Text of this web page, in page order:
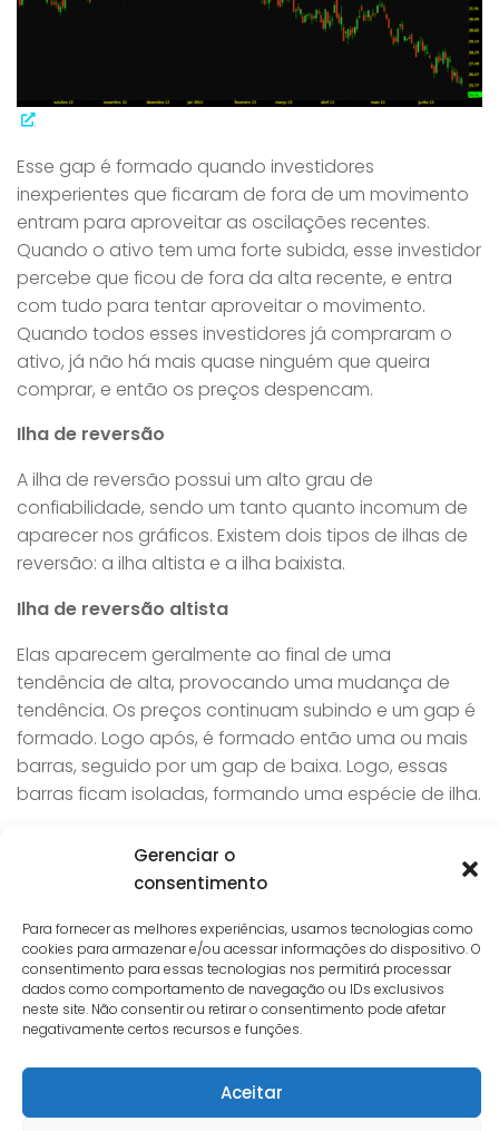
Gerenciar o
consentimento
Para fornecer as melhores experiências, usamos tecnologias como
cookies para armazenar e/ou acessar informações do dispositivo. O
consentimento para essas tecnologias nos permitirá processar
dados como comportamento de navegação ou IDs exclusivos
neste site. Não consentir ou retirar o consentimento pode afetar
negativamente certos recursos e funções.
Aceitar
Esse gap é formado quando investidores
inexperientes que ficaram de fora de um movimento
entram para aproveitar as oscilações recentes.
Quando o ativo tem uma forte subida, esse investidor
percebe que ficou de fora da alta recente, e entra
com tudo para tentar aproveitar o movimento.
Quando todos esses investidores já compraram o
ativo, já não há mais quase ninguém que queira
comprar, e então os preços despencam.
Ilha de reversão
A ilha de reversão possui um alto grau de
confiabilidade, sendo um tanto quanto incomum de
aparecer nos gráficos. Existem dois tipos de ilhas de
reversão: a ilha altista e a ilha baixista.
Ilha de reversão altista
Elas aparecem geralmente ao final de uma
tendência de alta, provocando uma mudança de
tendência. Os preços continuam subindo e um gap é
formado. Logo após, é formado então uma ou mais
barras, seguido por um gap de baixa. Logo, essas
barras ficam isoladas, formando uma espécie de ilha.
Esse movimento corresponde a um momento de
pânico dos compradores, fazendo com que os